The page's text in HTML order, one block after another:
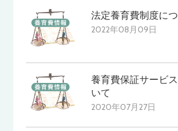
法定養育費制度に
2022年08月09日
養育費保証サービ
いて
2020年07月27日